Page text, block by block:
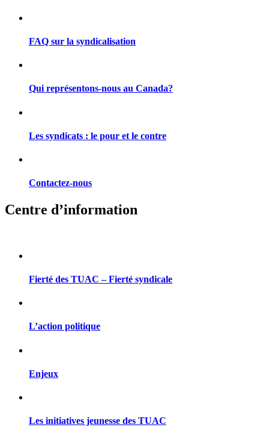
FAQ sur la syndicalisation
Qui représentons-nous au Canada?
Les syndicats : le pour et le contre
Contactez-nous
Centre d’information
Fierté des TUAC – Fierté syndicale
L’action politique
Enjeux
Les initiatives jeunesse des TUAC